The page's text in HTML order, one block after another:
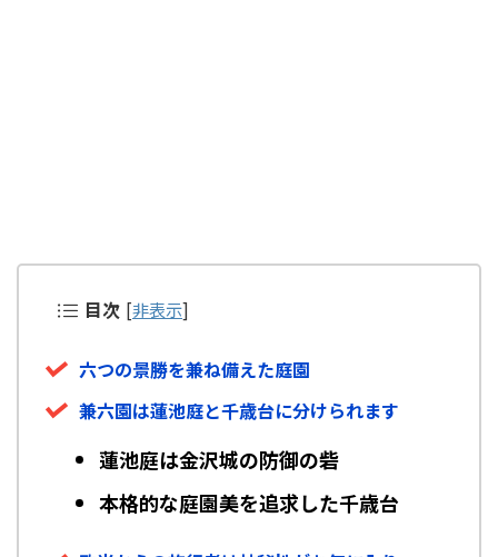
目次 [非表示]
六つの景勝を兼ね備えた庭園
兼六園は蓮池庭と千歳台に分けられます
蓮池庭は金沢城の防御の砦
本格的な庭園美を追求した千歳台